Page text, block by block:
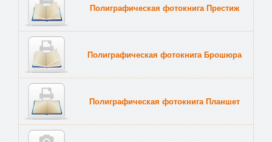
Полиграфическая фотокнига Престиж
Полиграфическая фотокнига Брошюра
Полиграфическая фотокнига Планшет